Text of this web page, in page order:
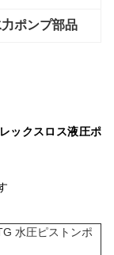
ポンプ部品
ックスロス液圧ポ
水圧ピストンポ